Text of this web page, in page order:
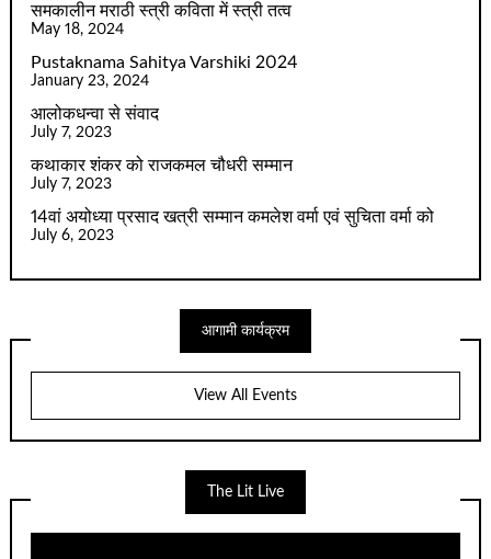
समकालीन मराठी स्त्री कविता में स्त्री तत्व
May 18, 2024
Pustaknama Sahitya Varshiki 2024
January 23, 2024
आलोकधन्वा से संवाद
July 7, 2023
कथाकार शंकर को राजकमल चौधरी सम्मान
July 7, 2023
14वां अयोध्या प्रसाद खत्री सम्मान कमलेश वर्मा एवं सुचिता वर्मा को
July 6, 2023
आगामी कार्यक्रम
View All Events
The Lit Live